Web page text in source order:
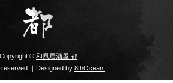
Copyright © 和風居酒屋 都
reserved.｜Designed by 8thOcean.